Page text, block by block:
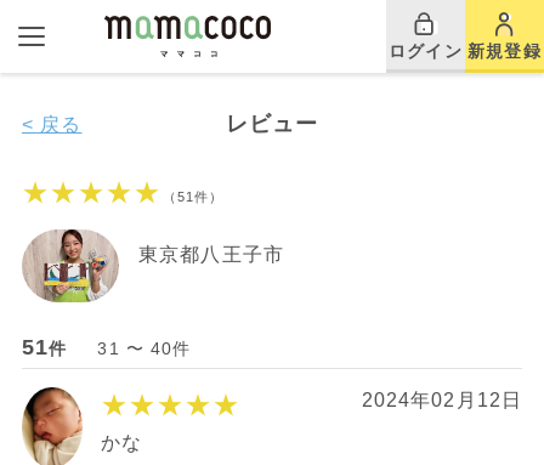
ログイン 新規登録
レビュー
< 戻る
★★★★★ （51件）
東京都八王子市
51件 31 〜 40件
★★★★★ 2024年02月12日
かな